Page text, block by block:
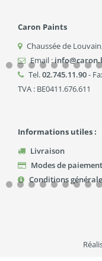
Caron Paints
Chaussée de
Email :
Tel.02.745.11.90-
TVA : BE0411.676.611
Informations utiles :
Livraison
Modes de paiement
Conditions